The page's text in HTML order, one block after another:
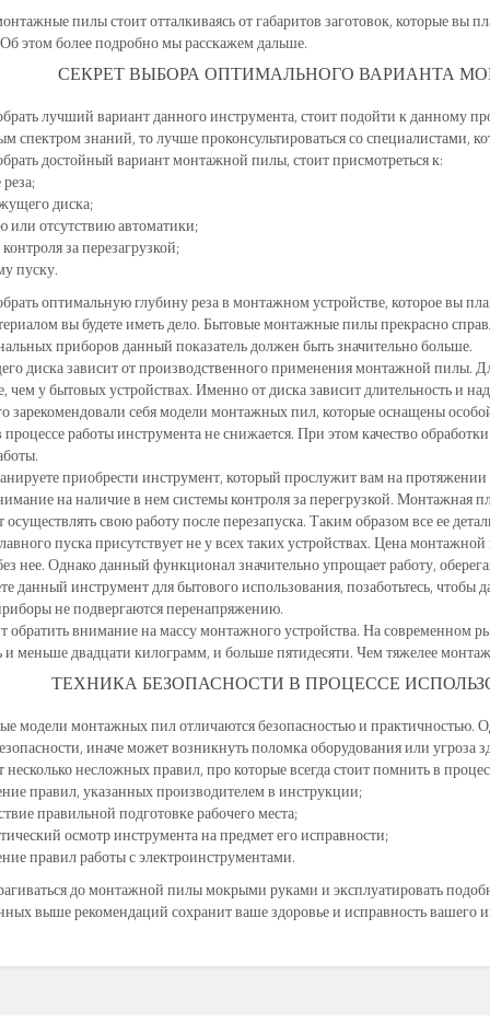
пилы стоит отталкиваясь от габаритов заготовок, которые вы
этом более подробно мы расскажем дальше.
СЕКРЕТ ВЫБОРА ОПТИМАЛЬНОГО ВАРИАНТА
лучший вариант данного инструмента, стоит подойти к данному
спектром знаний, то лучше проконсультироваться со специалистами,
достойный вариант монтажной пилы, стоит присмотреться к:
диска;
или отсутствию автоматики;
за перезагрузкой;
пуску.
оптимальную глубину реза в монтажном устройстве, которое вы
вы будете иметь дело. Бытовые монтажные пилы прекрасно
приборов данный показатель должен быть значительно больше.
диска зависит от производственного применения монтажной пилы.
чем у бытовых устройствах. Именно от диска зависит длительность и
зарекомендовали себя модели монтажных пил, которые оснащены
работы инструмента не снижается. При этом качество
приобрести инструмент, который прослужит вам на протяжении
на наличие в нем системы контроля за перегрузкой. Монтажная
свою работу после перезапуска. Таким образом все ее
пуска присутствует не у всех таких устройствах. Цена
нее. Однако данный функционал значительно упрощает работу,
данный инструмент для бытового использования, позаботьтесь, чтобы
не подвергаются перенапряжению.
обратить внимание на массу монтажного устройства. На современном
меньше двадцати килограмм, и больше пятидесяти. Чем тяжелее
ТЕХНИКА БЕЗОПАСНОСТИ В ПРОЦЕССЕ
модели монтажных пил отличаются безопасностью и практичностью.
иначе может возникнуть поломка оборудования или угроза
несколько несложных правил, про которые всегда стоит помнить в
правил, указанных производителем в инструкции;
правильной подготовке рабочего места;
осмотр инструмента на предмет его исправности;
правил работы с электроинструментами.
до монтажной пилы мокрыми руками и эксплуатировать
выше рекомендаций сохранит ваше здоровье и исправность вашего